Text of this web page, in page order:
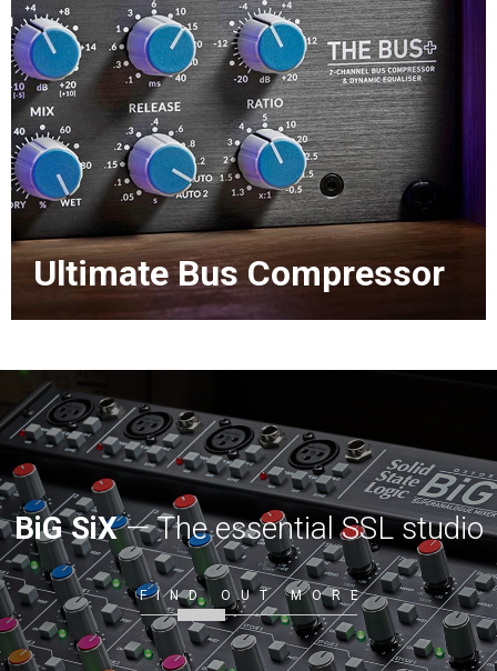
Ultimate Bus Compressor
BiG SiX— The essential SSL studio
FIND OUT MORE